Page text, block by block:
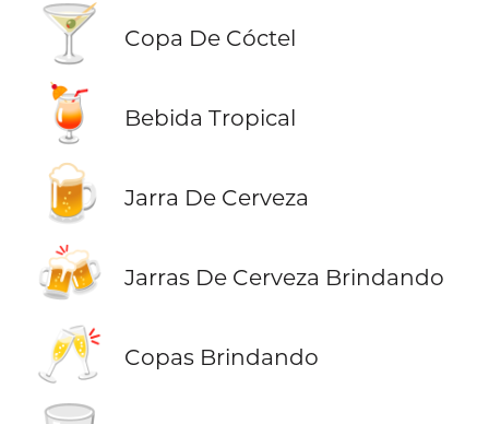
🍸 Copa De Cóctel
🍹 Bebida Tropical
🍺 Jarra De Cerveza
🍻 Jarras De Cerveza Brindando
🥂 Copas Brindando